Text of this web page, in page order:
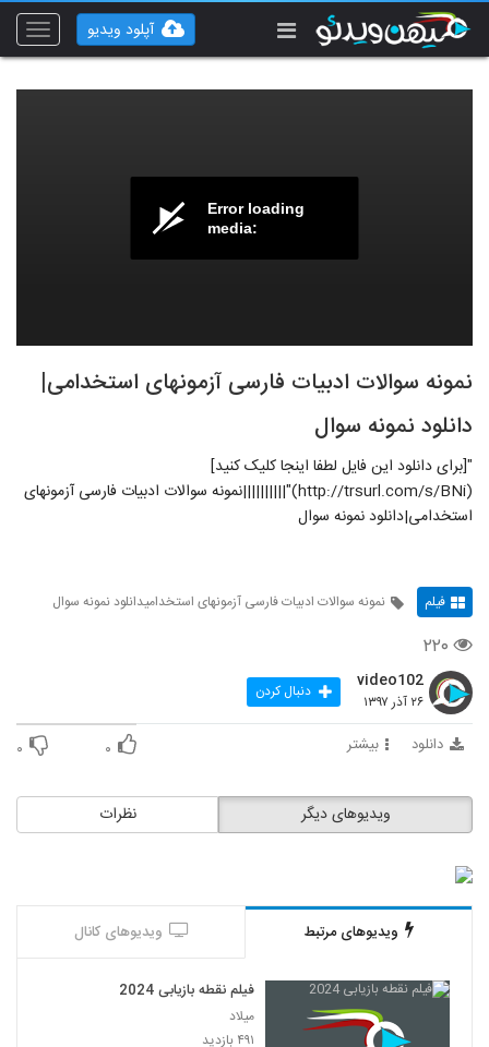
Toggle
آپلود ویدیو
Error loading
media:
نمونه سوالات ادبیات فارسی آزمونهای استخدامی|
دانلود نمونه سوال
"[برای دانلود این فایل لطفا اینجا کلیک کنید]
(http://trsurl.com/s/BNi)"||||||||||نمونه سوالات ادبیات فارسی آزمونهای
استخدامی|دانلود نمونه سوال
فیلم نمونه سوالات ادبیات فارسی آزمونهای استخدامیدانلود نمونه سوال
۲۲۰
video102
۲۶ آذر ۱۳۹۷ دنبال کردن
دانلود بیشتر ۰ ۰
نظرات ویدیوهای دیگر
ویدیوهای مرتبط ویدیوهای کانال
فیلم نقطه بازیابی 2024
میلاد
۴۹۱ بازدید